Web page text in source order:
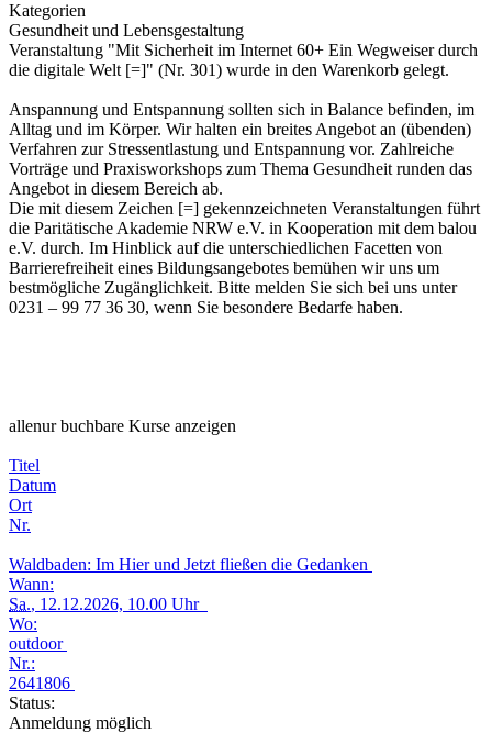
Kategorien
Gesundheit und Lebensgestaltung
Veranstaltung "Mit Sicherheit im Internet 60+ Ein Wegweiser durch
die digitale Welt [=]" (Nr. 301) wurde in den Warenkorb gelegt.
Anspannung und Entspannung sollten sich in Balance befinden, im
Alltag und im Körper. Wir halten ein breites Angebot an (übenden)
Verfahren zur Stressentlastung und Entspannung vor. Zahlreiche
Vorträge und Praxisworkshops zum Thema Gesundheit runden das
Angebot in diesem Bereich ab.
Die mit diesem Zeichen [=] gekennzeichneten Veranstaltungen führt
die Paritätische Akademie NRW e.V. in Kooperation mit dem balou
e.V. durch. Im Hinblick auf die unterschiedlichen Facetten von
Barrierefreiheit eines Bildungsangebotes bemühen wir uns um
bestmögliche Zugänglichkeit. Bitte melden Sie sich bei uns unter
0231 – 99 77 36 30, wenn Sie besondere Bedarfe haben.
allenur buchbare Kurse anzeigen
Titel
Datum
Ort
Nr.
Waldbaden: Im Hier und Jetzt fließen die Gedanken
Wann:
Sa., 12.12.2026, 10.00 Uhr
Wo:
outdoor
Nr.:
2641806
Status:
Anmeldung möglich